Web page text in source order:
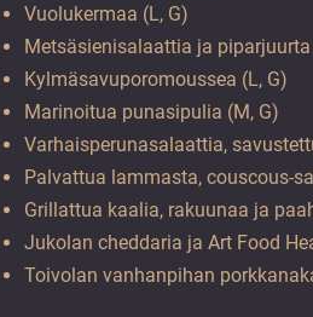
Vuolukermaa (L, G)
Metsäsienisalaattia ja piparjuurta
Kylmäsavuporomoussea (L, G)
Marinoitua punasipulia (M, G)
Varhaisperunasalaattia,
Palvattua lammasta, couscous-
Grillattua kaalia, rakuunaa ja
Jukolan cheddaria ja Art Food
Toivolan vanhanpihan